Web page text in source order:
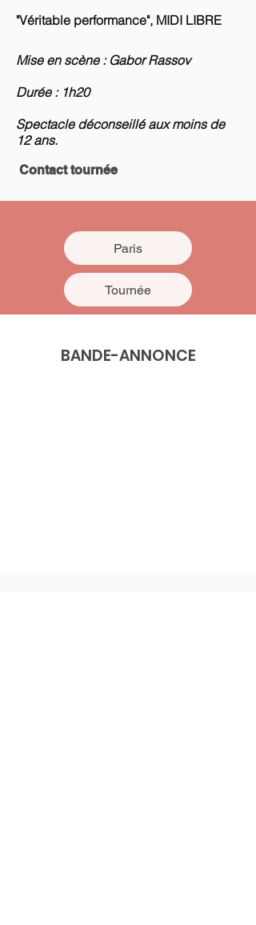
"Véritable performance", MIDI LIBRE
Mise en scène : Gabor Rassov
Durée : 1h20
Spectacle déconseillé aux moins de
12 ans.
Contact tournée
Paris
Tournée
BANDE-ANNONCE